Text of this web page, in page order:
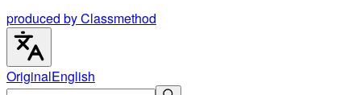
produced by Classmethod
OriginalEnglish